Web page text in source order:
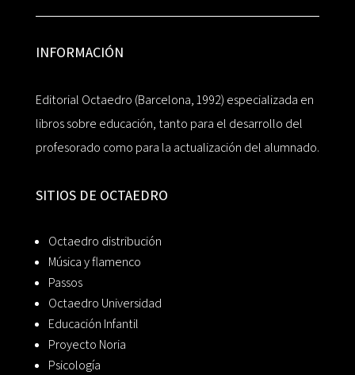
INFORMACIÓN
Editorial Octaedro (Barcelona, 1992) especializada en
libros sobre educación, tanto para el desarrollo del
profesorado como para la actualización del alumnado.
SITIOS DE OCTAEDRO
Octaedro distribución
Música y flamenco
Passos
Octaedro Universidad
Educación Infantil
Proyecto Noria
Psicología